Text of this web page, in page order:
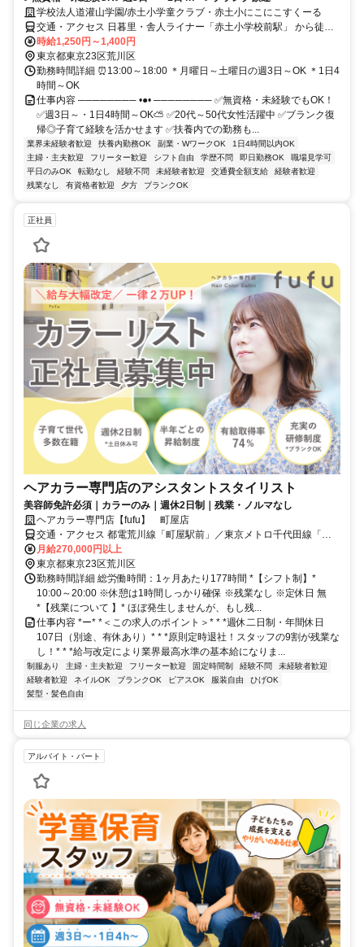
学校法人道灌山学園/赤土小学童クラブ・赤土小にこにこすくーる
交通・アクセス 日暮里・舎人ライナー「赤土小学校前駅」 から徒歩2
分
時給1,250円～1,400円
東京都東京23区荒川区
勤務時間詳細 ⏰13:00～18:00 ＊月曜日～土曜日の週3日～OK ＊1日4
時間～OK
仕事内容 ──────── •●• ──────── ✅無資格・未経験でもOK！
✅週3日～・1日4時間～OK⛅ ✅20代～50代女性活躍中 ✅ブランク復
帰◎子育て経験を活かせます ✅扶養内での勤務も...
業界未経験者歓迎 扶養内勤務OK 副業・WワークOK
1日4時間以内OK
主婦・主夫歓迎
フリーター歓迎 シフト自由 学歴不問 即日勤務OK
職場見学可
平日のみOK
転勤なし 経験不問 未経験者歓迎 交通費全額支給
経験者歓迎
残業なし
有資格者歓迎 夕方 ブランクOK
正社員
ヘアカラー専門店のアシスタントスタイリスト
美容師免許必須｜カラーのみ｜週休2日制｜残業・ノルマなし
ヘアカラー専門店【fufu】 町屋店
交通・アクセス 都電荒川線「町屋駅前」／東京メトロ千代田線「町
屋駅」より徒歩6分
月給270,000円以上
東京都東京23区荒川区
勤務時間詳細 総労働時間：1ヶ月あたり177時間 *【シフト制】*
10:00～20:00 ※休憩は1時間しっかり確保 ※残業なし ※定休日 無
*【残業について 】* ほぼ発生しませんが、もし残...
仕事内容 *ー* *＜この求人のポイント＞* * *週休二日制・年間休日
107日（別途、有休あり）* * *原則定時退社！スタッフの9割が残業な
し！* * *給与改定により業界最高水準の基本給になりま...
制服あり 主婦・主夫歓迎 フリーター歓迎 固定時間制 経験不問
未経験者歓迎
経験者歓迎
ネイルOK ブランクOK ピアスOK 服装自由
ひげOK
髪型・髪色自由
同じ企業の求人
アルバイト・パート